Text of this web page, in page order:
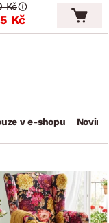
Kč
Kč
v e-shopu